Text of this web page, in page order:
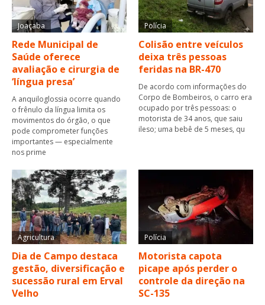
Joaçaba
Rede Municipal de
Saúde oferece
avaliação e cirurgia de
‘língua presa’
A anquiloglossia ocorre quando
o frênulo da língua limita os
movimentos do órgão, o que
pode comprometer funções
importantes — especialmente
nos prime
Polícia
Colisão entre veículos
deixa três pessoas
feridas na BR-470
De acordo com informações do
Corpo de Bombeiros, o carro era
ocupado por três pessoas: o
motorista de 34 anos, que saiu
ileso; uma bebê de 5 meses, qu
Agricultura
Dia de Campo destaca
gestão, diversificação e
sucessão rural em Erval
Velho
Polícia
Motorista capota
picape após perder o
controle da direção na
SC-135